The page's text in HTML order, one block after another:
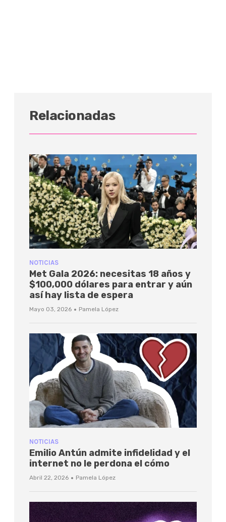
Relacionadas
NOTICIAS
Met Gala 2026: necesitas 18 años y
$100,000 dólares para entrar y aún
así hay lista de espera
Mayo 03, 2026 · Pamela López
NOTICIAS
Emilio Antún admite infidelidad y el
internet no le perdona el cómo
Abril 22, 2026 · Pamela López